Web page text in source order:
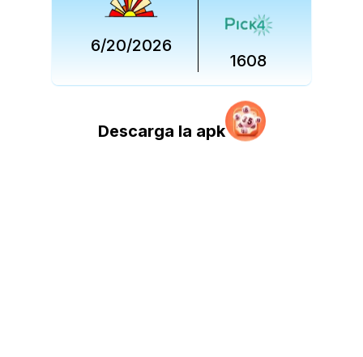
6/20/2026
1608
Descarga la apk